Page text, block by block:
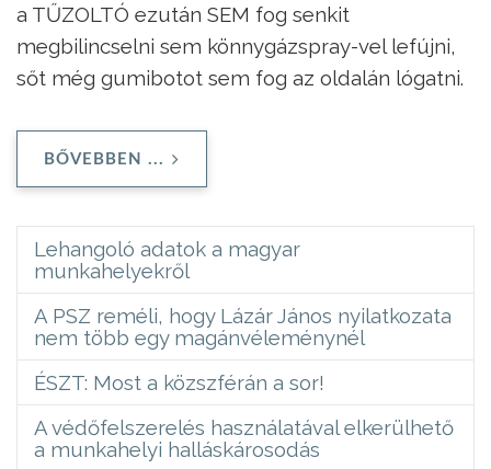
a TŰZOLTÓ ezután SEM fog senkit
megbilincselni sem könnygázspray-vel lefújni,
sőt még gumibotot sem fog az oldalán lógatni.
BŐVEBBEN ...
Lehangoló adatok a magyar
munkahelyekről
A PSZ reméli, hogy Lázár János nyilatkozata
nem több egy magánvéleménynél
ÉSZT: Most a közszférán a sor!
A védőfelszerelés használatával elkerülhető
a munkahelyi halláskárosodás